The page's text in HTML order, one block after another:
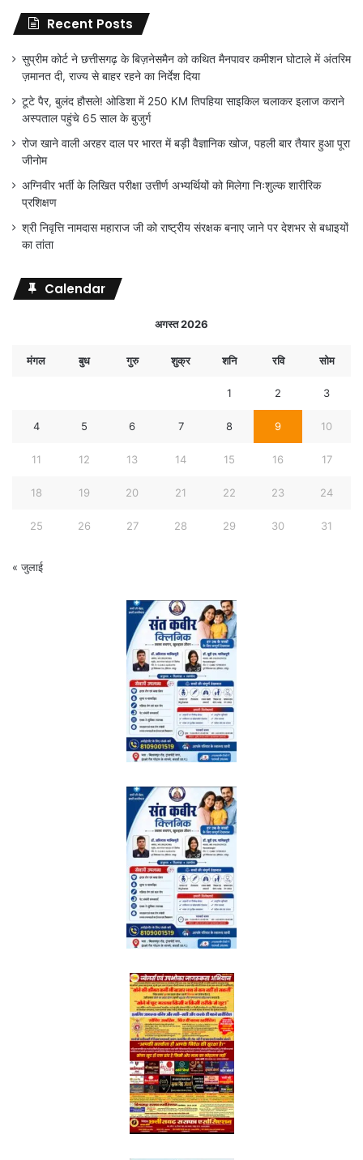
Recent Posts
सुप्रीम कोर्ट ने छत्तीसगढ़ के बिज़नेसमैन को कथित मैनपावर कमीशन घोटाले में अंतरिम
ज़मानत दी, राज्य से बाहर रहने का निर्देश दिया
टूटे पैर, बुलंद हौसले! ओडिशा में 250 KM तिपहिया साइकिल चलाकर इलाज कराने
अस्पताल पहुंचे 65 साल के बुजुर्ग
रोज खाने वाली अरहर दाल पर भारत में बड़ी वैज्ञानिक खोज, पहली बार तैयार हुआ पूरा
जीनोम
अग्निवीर भर्ती के लिखित परीक्षा उत्तीर्ण अभ्यर्थियों को मिलेगा निःशुल्क शारीरिक
प्रशिक्षण
श्री निवृत्ति नामदास महाराज जी को राष्ट्रीय संरक्षक बनाए जाने पर देशभर से बधाइयों
का तांता
Calendar
अगस्त 2026
मंगल बुध गुरु शुक्र शनि रवि सोम
1 2 3
4 5 6 7 8 9 10
11 12 13 14 15 16 17
18 19 20 21 22 23 24
25 26 27 28 29 30 31
« जुलाई